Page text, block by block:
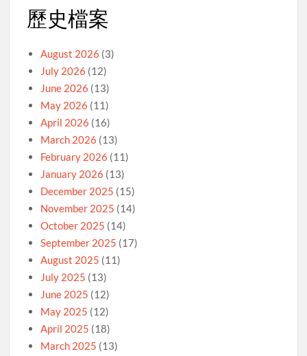
歷史檔案
August 2026 (3)
July 2026 (12)
June 2026 (13)
May 2026 (11)
April 2026 (16)
March 2026 (13)
February 2026 (11)
January 2026 (13)
December 2025 (15)
November 2025 (14)
October 2025 (14)
September 2025 (17)
August 2025 (11)
July 2025 (13)
June 2025 (12)
May 2025 (12)
April 2025 (18)
March 2025 (13)